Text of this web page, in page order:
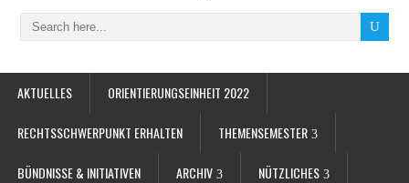
AKTUELLES ORIENTIERUNGSEINHEIT 2022
RECHTSSCHWERPUNKT ERHALTEN THEMENSEMESTER
BÜNDNISSE & INITIATIVEN ARCHIV NÜTZLICHES